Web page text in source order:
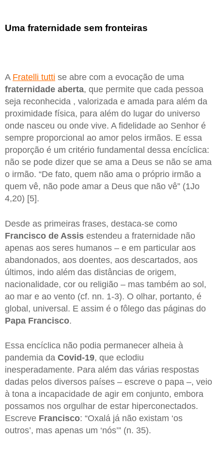
Uma fraternidade sem fronteiras
A Fratelli tutti se abre com a evocação de uma
fraternidade aberta, que permite que cada pessoa
seja reconhecida , valorizada e amada para além da
proximidade física, para além do lugar do universo
onde nasceu ou onde vive. A fidelidade ao Senhor é
sempre proporcional ao amor pelos irmãos. E essa
proporção é um critério fundamental dessa encíclica:
não se pode dizer que se ama a Deus se não se ama
o irmão. “De fato, quem não ama o próprio irmão a
quem vê, não pode amar a Deus que não vê” (1Jo
4,20) [5].
Desde as primeiras frases, destaca-se como
Francisco de Assis estendeu a fraternidade não
apenas aos seres humanos – e em particular aos
abandonados, aos doentes, aos descartados, aos
últimos, indo além das distâncias de origem,
nacionalidade, cor ou religião – mas também ao sol,
ao mar e ao vento (cf. nn. 1-3). O olhar, portanto, é
global, universal. E assim é o fôlego das páginas do
Papa Francisco.
Essa encíclica não podia permanecer alheia à
pandemia da Covid-19, que eclodiu
inesperadamente. Para além das várias respostas
dadas pelos diversos países – escreve o papa –, veio
à tona a incapacidade de agir em conjunto, embora
possamos nos orgulhar de estar hiperconectados.
Escreve Francisco: “Oxalá já não existam ‘os
outros’, mas apenas um ‘nós’” (n. 35).